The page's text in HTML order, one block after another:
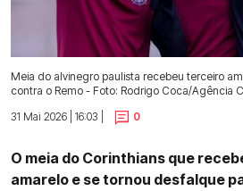
Meia do alvinegro paulista recebeu terceiro
contra o Remo - Foto: Rodrigo Coca/Agência
31 Mai 2026 | 16:03 |
0
O meia do Corinthians que
amarelo e se tornou desfalque